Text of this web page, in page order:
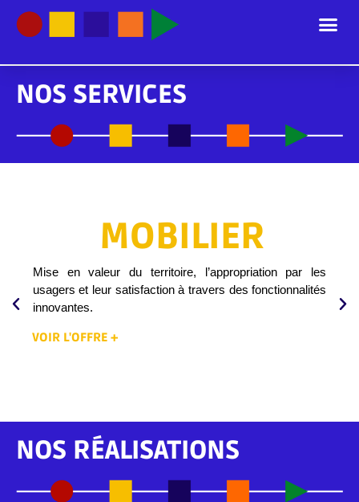
NOS SERVICES
MOBILIER
Mise en valeur du territoire, l’appropriation par les
usagers et leur satisfaction à travers des fonctionnalités
innovantes.
VOIR L'OFFRE +
NOS RÉALISATIONS